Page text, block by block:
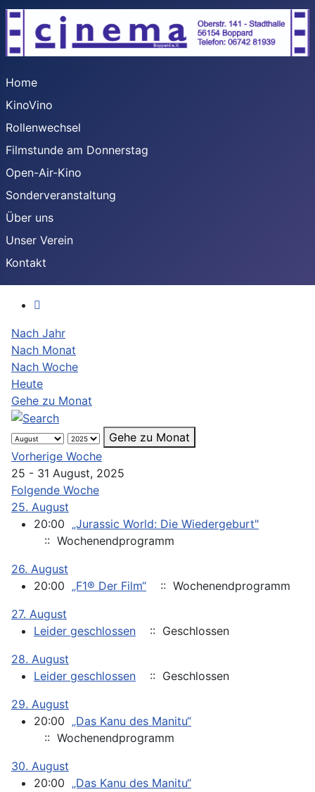
Home
KinoVino
Rollenwechsel
Filmstunde am Donnerstag
Open-Air-Kino
Sonderveranstaltung
Über uns
Unser Verein
Kontakt
Nach Jahr
Nach Monat
Nach Woche
Heute
Gehe zu Monat
Gehe zu Monat
Vorherige Woche
25 - 31 August, 2025
Folgende Woche
25. August
20:00 „Jurassic World: Die Wiedergeburt"
:: Wochenendprogramm
26. August
20:00 „F1® Der Film“
:: Wochenendprogramm
27. August
Leider geschlossen
:: Geschlossen
28. August
Leider geschlossen
:: Geschlossen
29. August
20:00 „Das Kanu des Manitu“
:: Wochenendprogramm
30. August
20:00 „Das Kanu des Manitu“